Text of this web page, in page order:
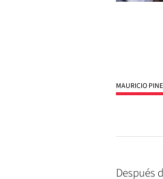
MAURICIO
Después